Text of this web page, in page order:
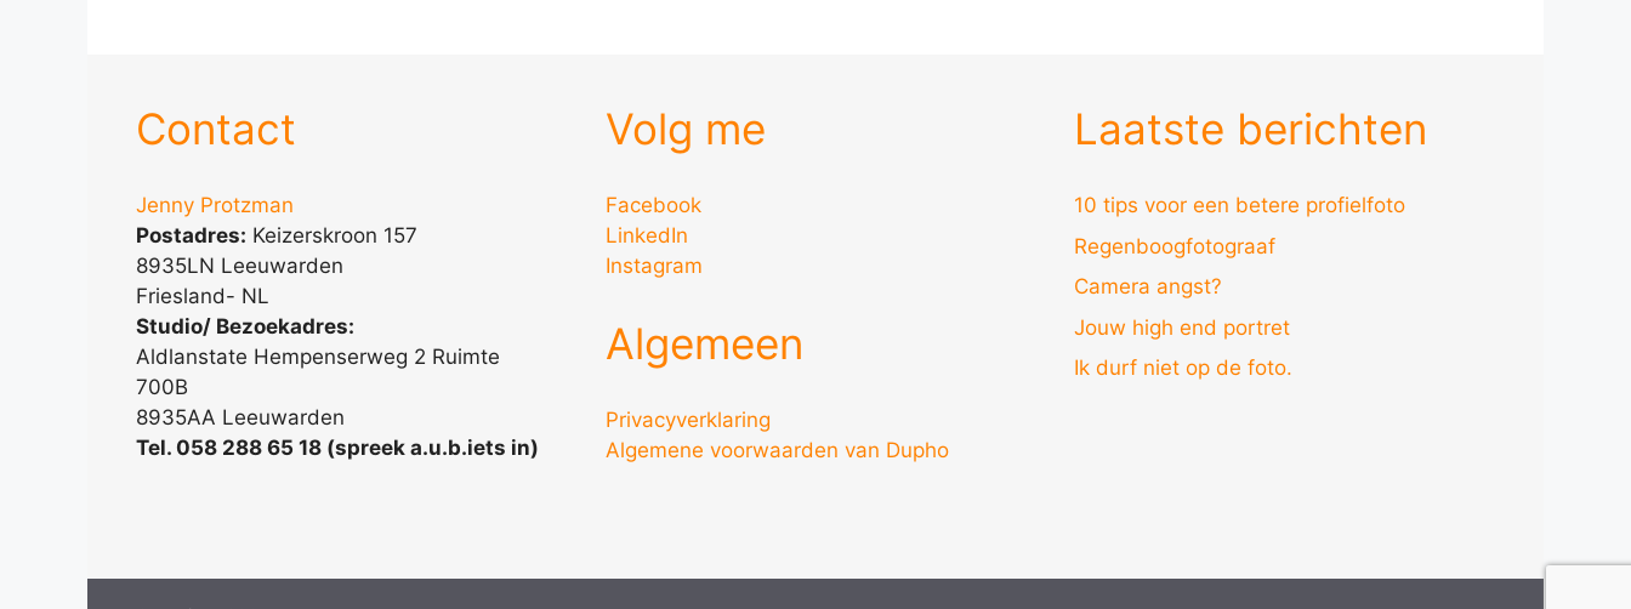
Contact
Jenny Protzman
Postadres: Keizerskroon 157
8935LN Leeuwarden
Friesland- NL
Studio/ Bezoekadres:
Aldlanstate Hempenserweg 2 Ruimte
700B
8935AA Leeuwarden
Tel. 058 288 65 18 (spreek a.u.b.iets in)
Volg me
Facebook
LinkedIn
Instagram
Algemeen
Privacyverklaring
Algemene voorwaarden van Dupho
Laatste berichten
10 tips voor een betere profielfoto
Regenboogfotograaf
Camera angst?
Jouw high end portret
Ik durf niet op de foto.